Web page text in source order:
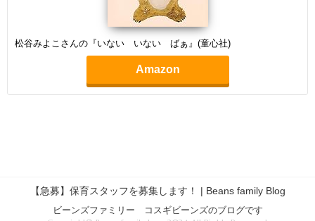
松谷みよこさんの『いない いない ばぁ』(童心社)
Amazon
【急募】保育スタッフを募集します！ | Beans family Blog
ビーンズファミリー コスギビーンズのブログです